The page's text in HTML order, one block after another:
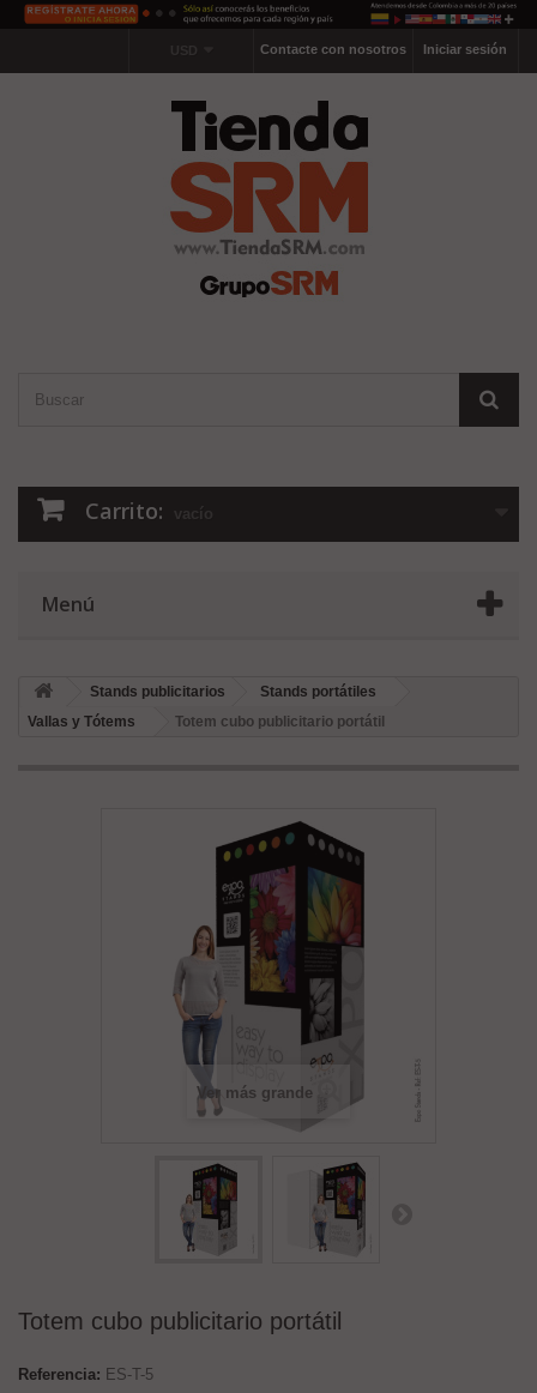
Iniciar sesión
Contacte con nosotros
Carrito: vacío
Menú
Stands publicitarios
Stands portátiles
Vallas y Tótems
Totem cubo publicitario portátil
Ver más grande
Totem cubo publicitario portátil
Referencia: ES-T-5